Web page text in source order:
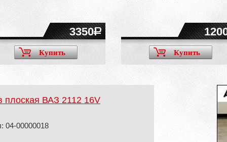
3350
Купить Купить
плоская ВАЗ 2112 16V
04-00000018